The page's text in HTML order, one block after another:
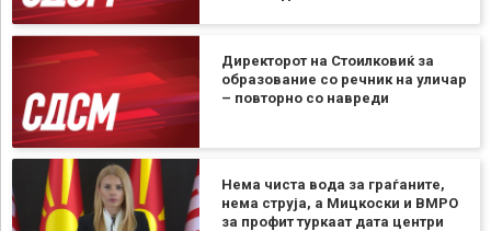
Директорот на Стоилковиќ за
образование со речник на уличар
– повторно со навреди
Нема чиста вода за граѓаните,
нема струја, а Мицкоски и ВМРО
за профит туркаат дата центри